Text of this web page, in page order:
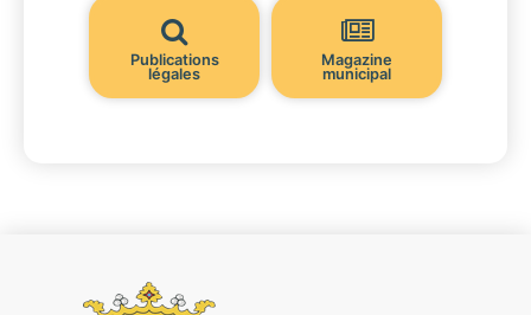
Publications
légales
Magazine
municipal